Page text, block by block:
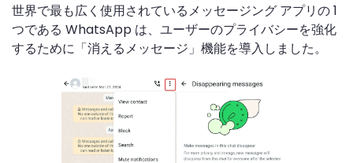
世界で最も広く使用されているメッセージング アプリの 1
つである WhatsApp は、ユーザーのプライバシーを強化
するために「消えるメッセージ」機能を導入しました。